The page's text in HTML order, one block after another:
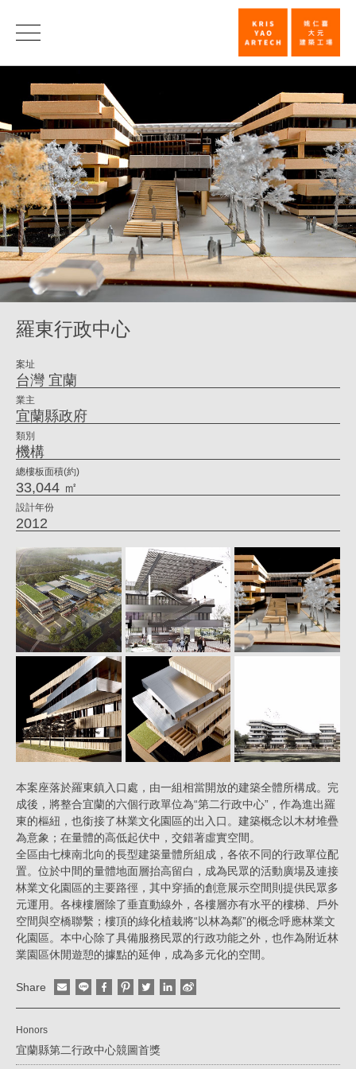
羅
行
政
中
心
_
機
構
_
類
喜
元
築
工
場
羅東行政中心
案址
台灣 宜蘭
業主
宜蘭縣政府
類別
機構
總樓板面積(約)
33,044 ㎡
設計年份
2012
本案座落於羅東鎮入口處，由一組相當開放的建築全體所構成。完
成後，將整合宜蘭的六個行政單位為“第二行政中心”，作為進出羅
東的樞紐，也銜接了林業文化園區的出入口。建築概念以木材堆疊
為意象；在量體的高低起伏中，交錯著虛實空間。
全區由七棟南北向的長型建築量體所組成，各依不同的行政單位配
置。位於中間的量體地面層抬高留白，成為民眾的活動廣場及連接
林業文化園區的主要路徑，其中穿插的創意展示空間則提供民眾多
元運用。各棟樓層除了垂直動線外，各樓層亦有水平的樓梯、戶外
空間與空橋聯繫；樓頂的綠化植栽將“以林為鄰”的概念呼應林業文
化園區。本中心除了具備服務民眾的行政功能之外，也作為附近林
業園區休閒遊憩的據點的延伸，成為多元化的空間。
Share
Honors
宜蘭縣第二行政中心競圖首獎